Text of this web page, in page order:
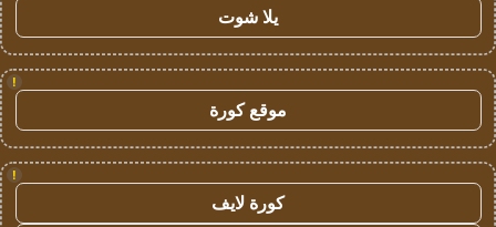
يلا شوت
!
موقع كورة
!
كورة لايف